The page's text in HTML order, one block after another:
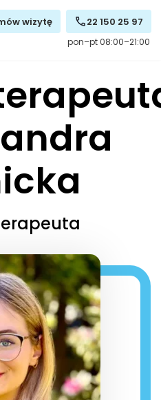
wizytę 22 150 25 97
pon–pt 08:00–21:00